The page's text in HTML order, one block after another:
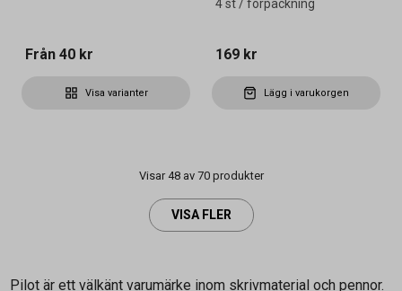
Från 40 kr
Visa varianter
4 st / förpackning
169 kr
Lägg i varukorgen
Visar 48 av 70 produkter
VISA FLER
Pilot är ett välkänt varumärke inom skrivmaterial och pennor.